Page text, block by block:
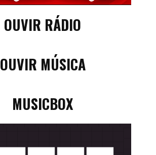
OUVIR RÁDIO
OUVIR MÚSICA
MUSICBOX